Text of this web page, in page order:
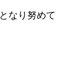
なり努めて